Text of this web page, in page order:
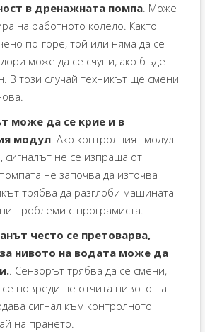
в дренажната помпа. Може
на работното колело. Както
по-горе, той или няма да се
може да се счупи, ако бъде
В този случай техникът ще смени
може да се крие и в
модул. Ако контролният модул
сигналът не се изпраща от
не започва да източва
трябва да разглоби машината
проблеми с програмиста.
често се претоварва,
нивото на водата може да
. Сензорът трябва да се смени,
повреди не отчита нивото на
сигнал към контролното
на прането.